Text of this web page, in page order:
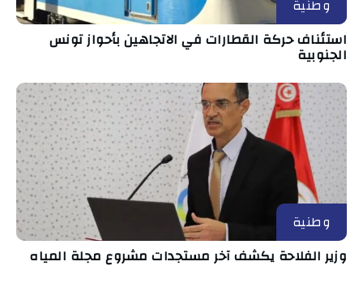
وطنية
استئناف حركة القطارات في الاتجاهين بأحواز تونس
الجنوبية
وطنية
وزير الفلاحة يكشف آخر مستجدات مشروع مجلة المياه